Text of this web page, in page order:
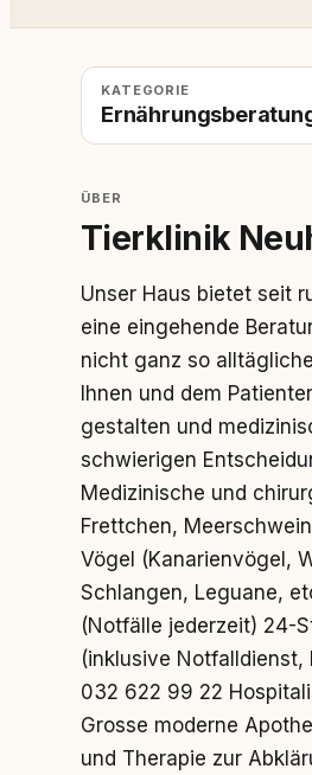
KATEGORIE
ÜBER
Tierklinik
Unser Haus bietet seit
eine eingehende
nicht ganz so
Ihnen und dem
gestalten und
schwierigen
Medizinische und
Frettchen,
Vögel (Kanarienvögel,
Schlangen, Leguane,
(Notfälle jederzeit) 24-
(inklusive
032 622 99 22
Grosse moderne
und Therapie zur